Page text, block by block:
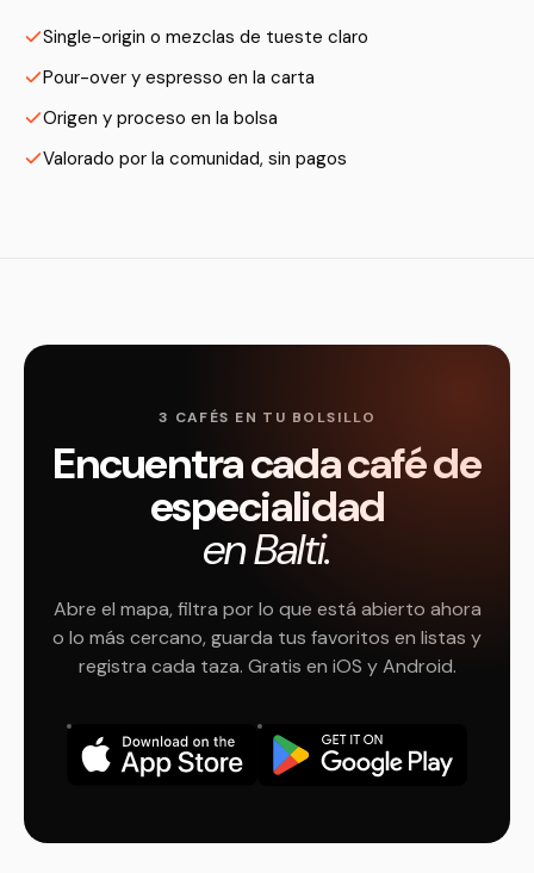
Single-origin o mezclas de tueste claro
Pour-over y espresso en la carta
Origen y proceso en la bolsa
Valorado por la comunidad, sin pagos
3 CAFÉS EN TU BOLSILLO
Encuentra cada café de
especialidad
en Balti.
Abre el mapa, filtra por lo que está abierto ahora
o lo más cercano, guarda tus favoritos en listas y
registra cada taza. Gratis en iOS y Android.